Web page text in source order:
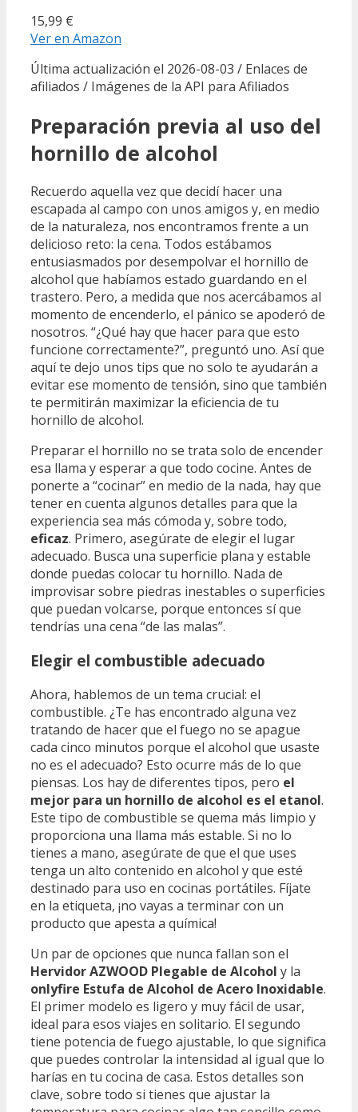
15,99 €
Ver en Amazon
Última actualización el 2026-08-03 / Enlaces de
afiliados / Imágenes de la API para Afiliados
Preparación previa al uso del
hornillo de alcohol
Recuerdo aquella vez que decidí hacer una
escapada al campo con unos amigos y, en medio
de la naturaleza, nos encontramos frente a un
delicioso reto: la cena. Todos estábamos
entusiasmados por desempolvar el hornillo de
alcohol que habíamos estado guardando en el
trastero. Pero, a medida que nos acercábamos al
momento de encenderlo, el pánico se apoderó de
nosotros. “¿Qué hay que hacer para que esto
funcione correctamente?”, preguntó uno. Así que
aquí te dejo unos tips que no solo te ayudarán a
evitar ese momento de tensión, sino que también
te permitirán maximizar la eficiencia de tu
hornillo de alcohol.
Preparar el hornillo no se trata solo de encender
esa llama y esperar a que todo cocine. Antes de
ponerte a “cocinar” en medio de la nada, hay que
tener en cuenta algunos detalles para que la
experiencia sea más cómoda y, sobre todo,
eficaz. Primero, asegúrate de elegir el lugar
adecuado. Busca una superficie plana y estable
donde puedas colocar tu hornillo. Nada de
improvisar sobre piedras inestables o superficies
que puedan volcarse, porque entonces sí que
tendrías una cena “de las malas”.
Elegir el combustible adecuado
Ahora, hablemos de un tema crucial: el
combustible. ¿Te has encontrado alguna vez
tratando de hacer que el fuego no se apague
cada cinco minutos porque el alcohol que usaste
no es el adecuado? Esto ocurre más de lo que
piensas. Los hay de diferentes tipos, pero el
mejor para un hornillo de alcohol es el etanol.
Este tipo de combustible se quema más limpio y
proporciona una llama más estable. Si no lo
tienes a mano, asegúrate de que el que uses
tenga un alto contenido en alcohol y que esté
destinado para uso en cocinas portátiles. Fíjate
en la etiqueta, ¡no vayas a terminar con un
producto que apesta a química!
Un par de opciones que nunca fallan son el
Hervidor AZWOOD Plegable de Alcohol y la
onlyfire Estufa de Alcohol de Acero Inoxidable.
El primer modelo es ligero y muy fácil de usar,
ideal para esos viajes en solitario. El segundo
tiene potencia de fuego ajustable, lo que significa
que puedes controlar la intensidad al igual que lo
harías en tu cocina de casa. Estos detalles son
clave, sobre todo si tienes que ajustar la